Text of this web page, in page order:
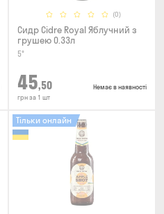
(0)
Сидр Cidre Royal Яблучний з
грушею 0.33л
5°
45,50
грн за 1 шт
Немає в наявності
Тільки онлайн